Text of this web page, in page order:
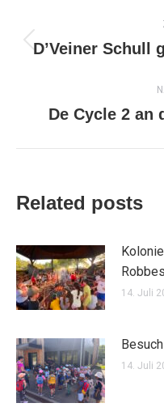
D’Veiner Schull
De Cycle 2 an
Related posts
14. Juli
14. Juli